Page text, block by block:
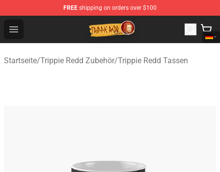
FREE shipping on orders over $100
Open menu
Trippie Redd Store - Official Trippie Redd Merchandise
Startseite/Trippie Redd Zubehör/Trippie Redd Tassen